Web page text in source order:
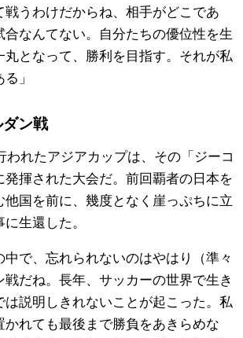
戦うわけだからね、相手がどこであ
なんてない。自分たちの優位性を生
丸となって、勝利を目指す。それが私
」
ン戦
われたアジアカップは、その「ジーコ
揮された大会だ。前回覇者の日本を
国を前に、幾度となく崖っぷちに立
生還した。
中で、忘れられないのはやはり（準々
だね。長年、サッカーの世界で生き
は説明しきれないことが起こった。私
れても最後まで勝負をあきらめな